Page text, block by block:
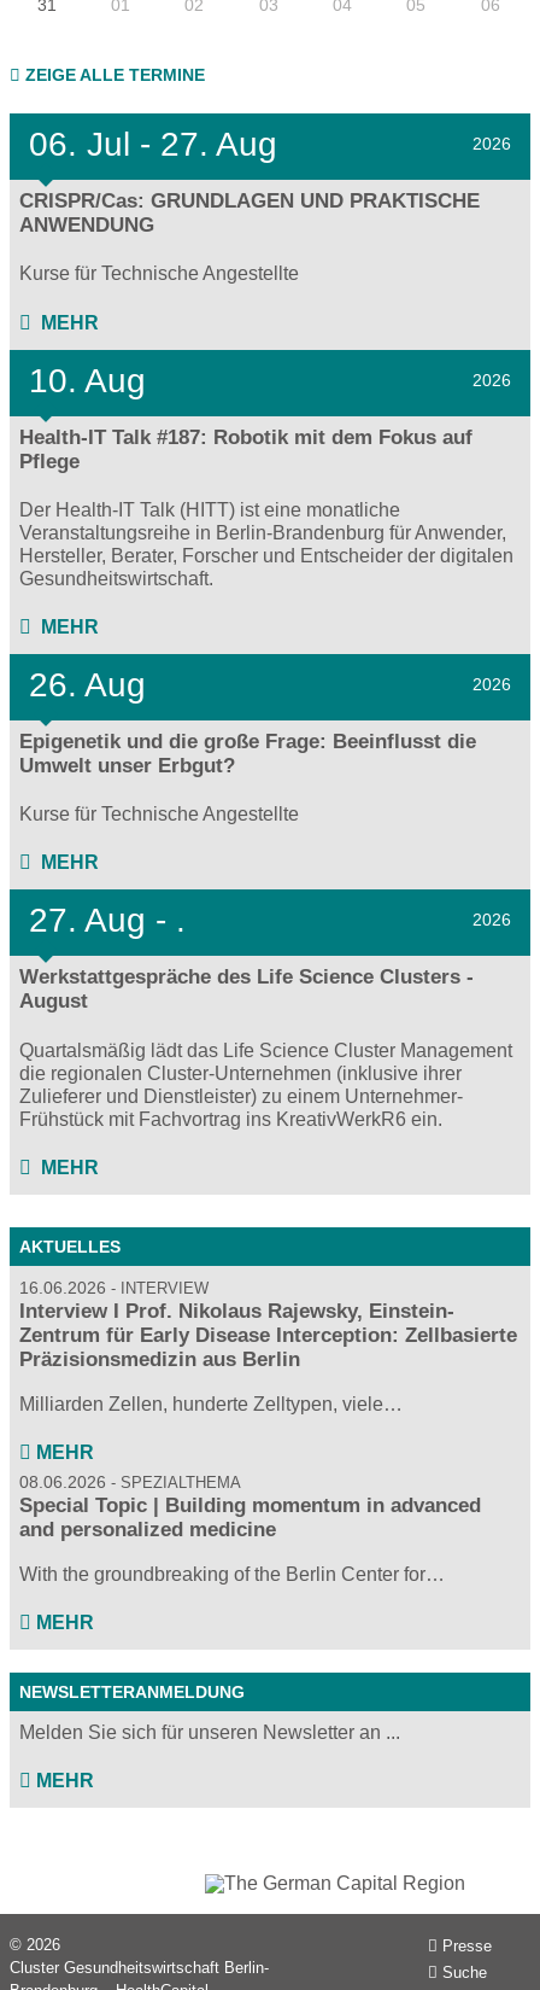
31 01 02 03 04 05 06
ZEIGE ALLE TERMINE
06. Jul - 27. Aug 2026
CRISPR/Cas: GRUNDLAGEN UND PRAKTISCHE
ANWENDUNG
Kurse für Technische Angestellte
MEHR
10. Aug 2026
Health-IT Talk #187: Robotik mit dem Fokus auf
Pflege
Der Health-IT Talk (HITT) ist eine monatliche
Veranstaltungsreihe in Berlin-Brandenburg für Anwender,
Hersteller, Berater, Forscher und Entscheider der digitalen
Gesundheitswirtschaft.
MEHR
26. Aug 2026
Epigenetik und die große Frage: Beeinflusst die
Umwelt unser Erbgut?
Kurse für Technische Angestellte
MEHR
27. Aug - . 2026
Werkstattgespräche des Life Science Clusters -
August
Quartalsmäßig lädt das Life Science Cluster Management
die regionalen Cluster-Unternehmen (inklusive ihrer
Zulieferer und Dienstleister) zu einem Unternehmer-
Frühstück mit Fachvortrag ins KreativWerkR6 ein.
MEHR
AKTUELLES
16.06.2026 INTERVIEW
Interview I Prof. Nikolaus Rajewsky, Einstein-
Zentrum für Early Disease Interception: Zellbasierte
Präzisionsmedizin aus Berlin
Milliarden Zellen, hunderte Zelltypen, viele…
MEHR
08.06.2026 SPEZIALTHEMA
Special Topic | Building momentum in advanced
and personalized medicine
With the groundbreaking of the Berlin Center for…
MEHR
NEWSLETTERANMELDUNG
Melden Sie sich für unseren Newsletter an ...
MEHR
Presse
Suche
© 2026
Cluster Gesundheitswirtschaft Berlin-